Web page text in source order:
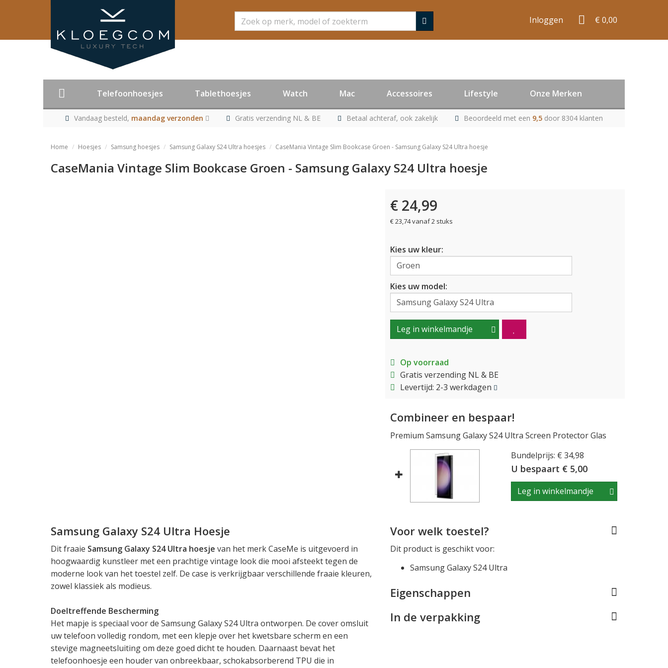
Zoeken Inloggen € 0,00
Telefoonhoesjes Tablethoesjes Watch Mac Accessoires Lifestyle Onze Merken
Vandaag besteld, maandag verzonden Gratis verzending NL & BE Betaal achteraf, ook zakelijk Beoordeeld met een 9,5 door 8304 klanten
Home Hoesjes Samsung hoesjes Samsung Galaxy S24 Ultra hoesjes CaseMania Vintage Slim Bookcase Groen - Samsung Galaxy S24 Ultra hoesje
CaseMania Vintage Slim Bookcase Groen - Samsung Galaxy S24 Ultra hoesje
€ 24,99
€ 23,74 vanaf 2 stuks
Kies uw kleur:
Kies uw model:
Leg in winkelmandje
Op voorraad
Gratis verzending NL & BE
Levertijd: 2-3 werkdagen
Combineer en bespaar!
Premium Samsung Galaxy S24 Ultra Screen Protector Glas
Bundelprijs: € 34,98
U bespaart € 5,00
Leg in winkelmandje
Samsung Galaxy S24 Ultra Hoesje
Dit fraaie Samsung Galaxy S24 Ultra hoesje van het merk CaseMe is uitgevoerd in
hoogwaardig kunstleer met een prachtige vintage look die mooi afsteekt tegen de
moderne look van het toestel zelf. De case is verkrijgbaar verschillende fraaie kleuren,
zowel klassiek als modieus.
Doeltreffende Bescherming
Het mapje is speciaal voor de Samsung Galaxy S24 Ultra ontworpen. De cover omsluit
uw telefoon volledig rondom, met een klepje over het kwetsbare scherm en een
stevige magneetsluiting om deze goed dicht te houden. Daarnaast bevat het
telefoonhoesje een houder van onbreekbaar, schokabsorberend TPU die in
Voor welk toestel?
Dit product is geschikt voor:
Samsung Galaxy S24 Ultra
Eigenschappen
In de verpakking